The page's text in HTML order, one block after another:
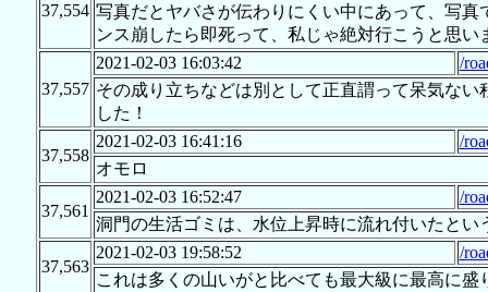
37,554 写真だとヤバさが伝わりにくい中にあって、写
ンス崩したら即死って、私じゃ絶対行こうと思
37,557
2021-02-03 16:03:42
/
その成り立ちなどは別として正直謂って呆気な
した！
37,558
2021-02-03 16:41:16
/
オモロ
37,561
2021-02-03 16:52:47
/
洞門の生活ゴミは、水位上昇時に流れ付いたとい
37,563
2021-02-03 19:58:52
/
これは多くの山いがと比べても最大級に最高に盛